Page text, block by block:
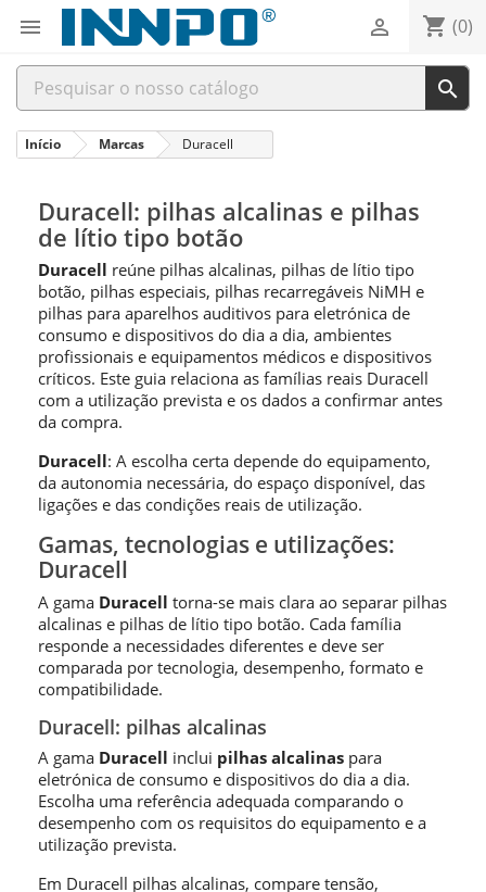
 shopping_cart (0)


Início Marcas Duracell
Duracell: pilhas alcalinas e pilhas
de lítio tipo botão
Duracell reúne pilhas alcalinas, pilhas de lítio tipo
botão, pilhas especiais, pilhas recarregáveis NiMH e
pilhas para aparelhos auditivos para eletrónica de
consumo e dispositivos do dia a dia, ambientes
profissionais e equipamentos médicos e dispositivos
críticos. Este guia relaciona as famílias reais Duracell
com a utilização prevista e os dados a confirmar antes
da compra.
Duracell: A escolha certa depende do equipamento,
da autonomia necessária, do espaço disponível, das
ligações e das condições reais de utilização.
Gamas, tecnologias e utilizações:
Duracell
A gama Duracell torna-se mais clara ao separar pilhas
alcalinas e pilhas de lítio tipo botão. Cada família
responde a necessidades diferentes e deve ser
comparada por tecnologia, desempenho, formato e
compatibilidade.
Duracell: pilhas alcalinas
A gama Duracell inclui pilhas alcalinas para
eletrónica de consumo e dispositivos do dia a dia.
Escolha uma referência adequada comparando o
desempenho com os requisitos do equipamento e a
utilização prevista.
Em Duracell pilhas alcalinas, compare tensão,